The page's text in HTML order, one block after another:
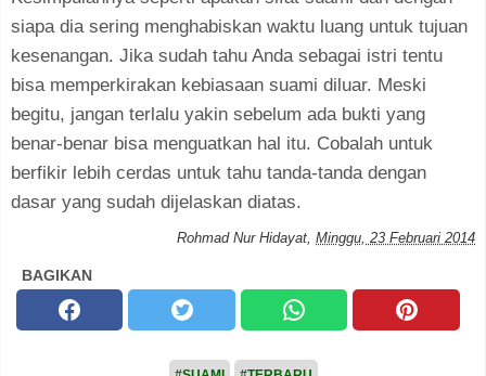
siapa dia sering menghabiskan waktu luang untuk tujuan
kesenangan. Jika sudah tahu Anda sebagai istri tentu
bisa memperkirakan kebiasaan suami diluar. Meski
begitu, jangan terlalu yakin sebelum ada bukti yang
benar-benar bisa menguatkan hal itu. Cobalah untuk
berfikir lebih cerdas untuk tahu tanda-tanda dengan
dasar yang sudah dijelaskan diatas.
Rohmad Nur Hidayat, Minggu, 23 Februari 2014
BAGIKAN